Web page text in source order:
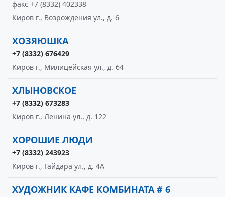
факс +7 (8332) 402338
Киров г., Возрождения ул., д. 6
ХОЗЯЮШКА
+7 (8332) 676429
Киров г., Милицейская ул., д. 64
ХЛЫНОВСКОЕ
+7 (8332) 673283
Киров г., Ленина ул., д. 122
ХОРОШИЕ ЛЮДИ
+7 (8332) 243923
Киров г., Гайдара ул., д. 4А
ХУДОЖНИК КАФЕ КОМБИНАТА # 6